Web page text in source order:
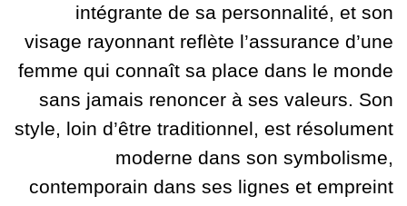
intégrante de sa personnalité, et son
visage rayonnant reflète l’assurance d’une
femme qui connaît sa place dans le monde
sans jamais renoncer à ses valeurs. Son
style, loin d’être traditionnel, est résolument
moderne dans son symbolisme,
contemporain dans ses lignes et empreint